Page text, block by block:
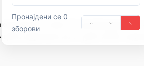
Пронајдени се 0
зборовии член 70 од Деловникот
одржана на 17 јули 2002